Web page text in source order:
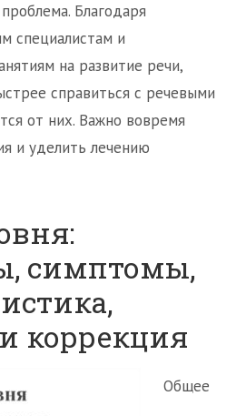
Благодаря
специалистам и
на развитие речи,
справиться с речевыми
от них. Важно вовремя
и уделить лечению
симптомы,
коррекция
Общее